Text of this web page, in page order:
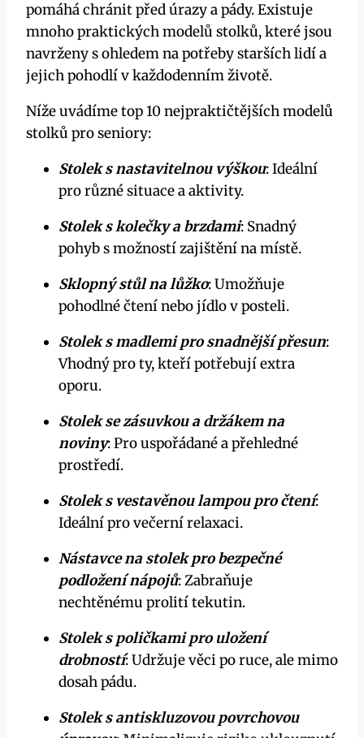
pomáhá chránit před úrazy a pády. Existuje
mnoho praktických modelů stolků, které jsou
navrženy s ohledem na potřeby starších lidí a
jejich pohodlí v každodenním životě.
Níže uvádíme top 10 nejpraktičtějších modelů
stolků pro seniory:
Stolek s nastavitelnou výškou: Ideální
pro různé situace a aktivity.
Stolek s kolečky a brzdami: Snadný
pohyb s možností zajištění na místě.
Sklopný stůl na lůžko: Umožňuje
pohodlné čtení nebo jídlo v posteli.
Stolek s madlemi pro snadnější přesun:
Vhodný pro ty, kteří potřebují extra
oporu.
Stolek se zásuvkou a držákem na
noviny: Pro uspořádané a přehledné
prostředí.
Stolek s vestavěnou lampou pro čtení:
Ideální pro večerní relaxaci.
Nástavce na stolek pro bezpečné
podložení nápojů: Zabraňuje
nechtěnému prolití tekutin.
Stolek s poličkami pro uložení
drobností: Udržuje věci po ruce, ale mimo
dosah pádu.
Stolek s antiskluzovou povrchovou